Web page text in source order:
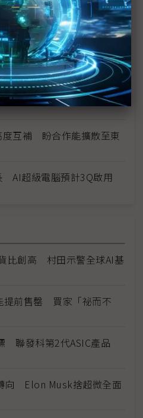
：新加坡大廠進駐、馬國群
停歇 高階伺服器成重點領
總經理：三挑戰
度互補 盼合作能擴散至東
AI超級電腦預計3Q啟用
比創高 村田示警全球AI基
提前售罄 買家「祕而不
聯發科第2代ASIC產品
向 Elon Musk捨超微全面